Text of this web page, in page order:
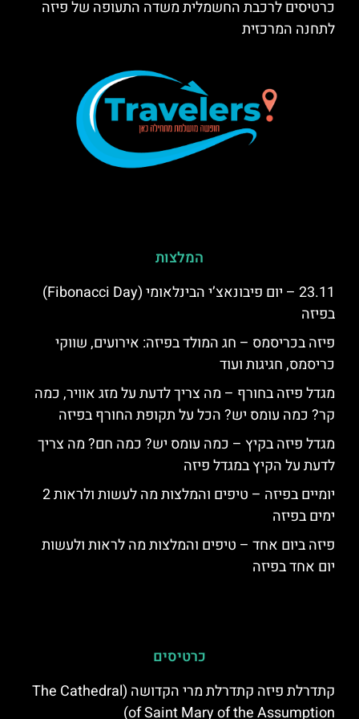
כרטיסים לרכבת החשמלית משדה התעופה של פיזה
לתחנה המרכזית
המלצות
23.11 – יום פיבונאצ’י הבינלאומי (Fibonacci Day)
בפיזה
פיזה בכריסמס – חג המולד בפיזה: אירועים, שווקי
כריסמס, חגיגות ועוד
מגדל פיזה בחורף – מה צריך לדעת על מזג אוויר, כמה
קר? כמה עומס יש? הכל על תקופת החורף בפיזה
מגדל פיזה בקיץ – כמה עומס יש? כמה חם? מה צריך
לדעת על הקיץ במגדל פיזה
יומיים בפיזה – טיפים והמלצות מה לעשות ולראות 2
ימים בפיזה
פיזה ביום אחד – טיפים והמלצות מה לראות ולעשות
יום אחד בפיזה
כרטיסים
קתדרלת פיזה קתדרלת מרי הקדושה (The Cathedral
of Saint Mary of the Assumption)